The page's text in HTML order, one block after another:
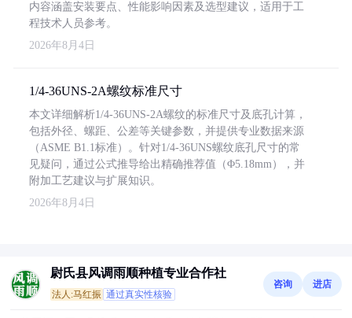
内容涵盖安装要点、性能影响因素及选型建议，适用于工
程技术人员参考。
2026年8月4日
1/4-36UNS-2A螺纹标准尺寸
本文详细解析1/4-36UNS-2A螺纹的标准尺寸及底孔计算，
包括外径、螺距、公差等关键参数，并提供专业数据来源
（ASME B1.1标准）。针对1/4-36UNS螺纹底孔尺寸的常
见疑问，通过公式推导给出精确推荐值（Φ5.18mm），并
附加工艺建议与扩展知识。
2026年8月4日
尉氏县风调雨顺种植专业合作社
法人:马红振 通过真实性核验
咨询 进店